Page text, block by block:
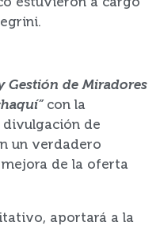
Gestión de Miradores
con la
divulgación de
un verdadero
de la oferta
aportará a la